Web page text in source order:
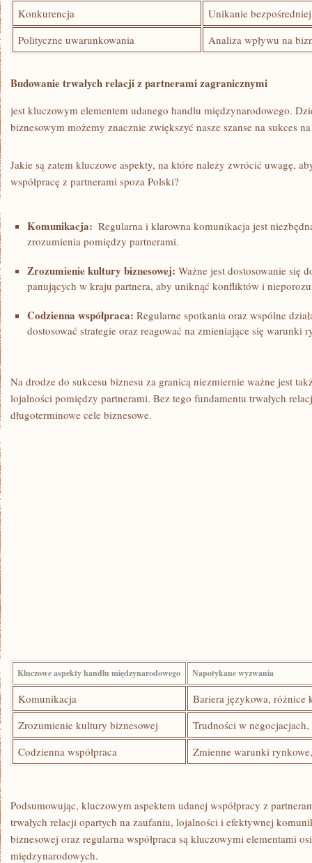
Konkurencja
Unikanie
Polityczne ​uwarunkowania
Analiza wpływu na
Budowanie trwałych⁢ relacji ​z partnerami zagranicznymi
jest⁣ kluczowym elementem udanego handlu ​międzynarodowego.‌
biznesowym możemy znacznie zwiększyć nasze‌ szanse na sukces
Jakie są zatem kluczowe ⁢aspekty, na które ⁤należy zwrócić uwagę,
współpracę z partnerami spoza Polski?
Komunikacja:
Regularna i klarowna komunikacja ‌jest
zrozumienia⁤ pomiędzy partnerami.
Zrozumienie kultury biznesowej: Ważne​ jest dostosowanie się
panujących w kraju ⁢partnera, ‌aby‌ uniknąć konfliktów i
Codzienna współpraca: Regularne spotkania oraz wspólne
dostosować​ strategie⁢ oraz ‌reagować ‌na zmieniające się warunki
Na‍ drodze do sukcesu biznesu za granicą niezmiernie ważne jest
lojalności​ pomiędzy partnerami.‌ Bez tego fundamentu ‍trwałych‌
długoterminowe cele ‍biznesowe.
Kluczowe⁤ aspekty handlu ⁤międzynarodowego Napotykane ‌wyzwania
Komunikacja
Bariera językowa, ‍różnice
Zrozumienie⁢ kultury‍ biznesowej
Trudności w
Codzienna współpraca
Zmienne warunki
Podsumowując, kluczowym aspektem udanej ​współpracy z
trwałych ⁣relacji opartych ⁢na⁢ zaufaniu, lojalności⁢ i efektywnej
biznesowej oraz regularna ‍współpraca są⁣ kluczowymi elementami
międzynarodowych.